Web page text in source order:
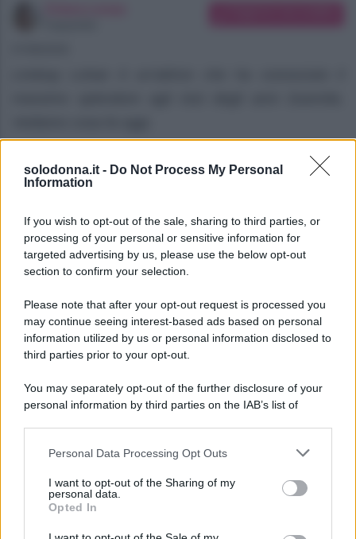
solodonna.it - Do Not Process My Personal
Information
If you wish to opt-out of the sale, sharing to third parties, or
processing of your personal or sensitive information for
targeted advertising by us, please use the below opt-out
section to confirm your selection.
Please note that after your opt-out request is processed you
may continue seeing interest-based ads based on personal
information utilized by us or personal information disclosed to
third parties prior to your opt-out.
You may separately opt-out of the further disclosure of your
personal information by third parties on the IAB’s list of
This information may also be disclosed by us to third parties
disclose it to other third parties.
Please note that this website/app uses one or more Google
services and may gather and store information including but
Personal Data Processing Opt Outs
I want to opt-out of the Sharing of my
personal data.
Opted In
Lindsay Lohan: il successo anni
2000